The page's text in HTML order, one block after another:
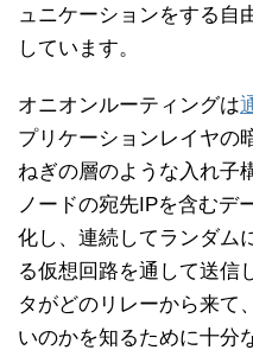
ュニケーションをする自
しています。
オニオンルーティングは
プリケーションレイヤの
ねぎの層のような入れ子
ノードの宛先IPを含むデ
化し、連続してランダム
る仮想回路を通して送信
タがどのリレーから来て
いのかを知るために十分